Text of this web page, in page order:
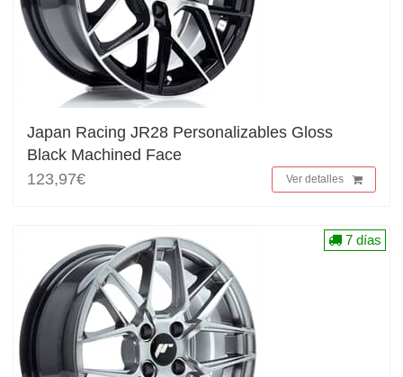
Japan Racing JR28 Personalizables Gloss
Black Machined Face
123,97€
Ver detalles
7 días